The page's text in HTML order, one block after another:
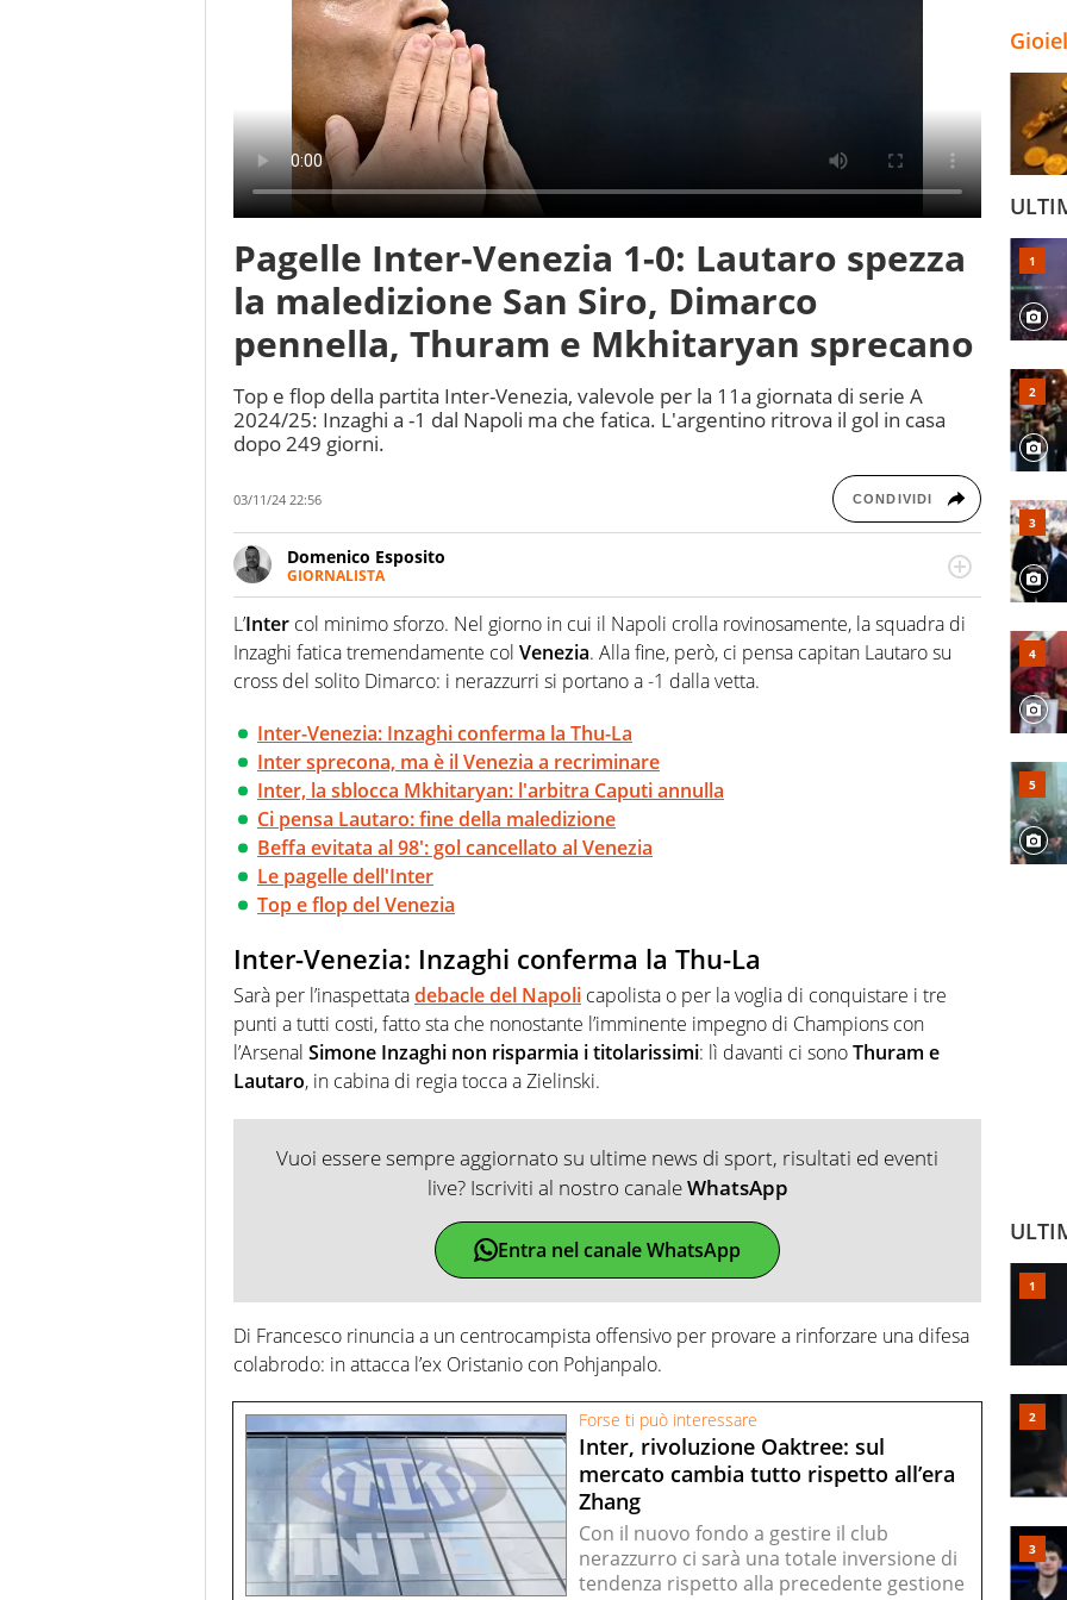
Pagelle Inter-Venezia 1-0: Lautaro spezza
la maledizione San Siro, Dimarco
pennella, Thuram e Mkhitaryan sprecano
Top e flop della partita Inter-Venezia, valevole per la 11a giornata di serie A
2024/25: Inzaghi a -1 dal Napoli ma che fatica. L'argentino ritrova il gol in casa
dopo 249 giorni.
03/11/24 22:56 CONDIVIDI
Domenico Esposito
GIORNALISTA
Da vent’anni in campo e sul campo per vivere ogni evento in tutte le sue sfaccettature.
Passione smisurata per il calcio e per la sfera di cuoio. Il pallone è una cosa serissima,
guai a dirgli di no
L’Inter col minimo sforzo. Nel giorno in cui il Napoli crolla rovinosamente, la squadra di
Inzaghi fatica tremendamente col Venezia. Alla fine, però, ci pensa capitan Lautaro su
cross del solito Dimarco: i nerazzurri si portano a -1 dalla vetta.
Inter-Venezia: Inzaghi conferma la Thu-La
Inter sprecona, ma è il Venezia a recriminare
Inter, la sblocca Mkhitaryan: l'arbitra Caputi annulla
Ci pensa Lautaro: fine della maledizione
Beffa evitata al 98': gol cancellato al Venezia
Le pagelle dell'Inter
Top e flop del Venezia
Inter-Venezia: Inzaghi conferma la Thu-La
Sarà per l’inaspettatadebacle del Napoli capolista o per la voglia di conquistare i tre
punti a tutti costi, fatto sta che nonostante l’imminente impegno di Champions con
l’Arsenal Simone Inzaghi non risparmia i titolarissimi: lì davanti ci sonoThuram e
Lautaro, in cabina di regia tocca a Zielinski.
Vuoi essere sempre aggiornato su ultime news di sport, risultati ed eventi
live? Iscriviti al nostro canaleWhatsApp
Entra nel canale WhatsApp
Di Francesco rinuncia a un centrocampista offensivo per provare a rinforzare una difesa
colabrodo: in attacca l’ex Oristanio con Pohjanpalo.
Forse ti può interessare
Inter, rivoluzione Oaktree: sul
mercato cambia tutto rispetto all’era
Zhang
Con il nuovo fondo a gestire il club
nerazzurro ci sarà una totale inversione di
tendenza rispetto alla precedente gestione